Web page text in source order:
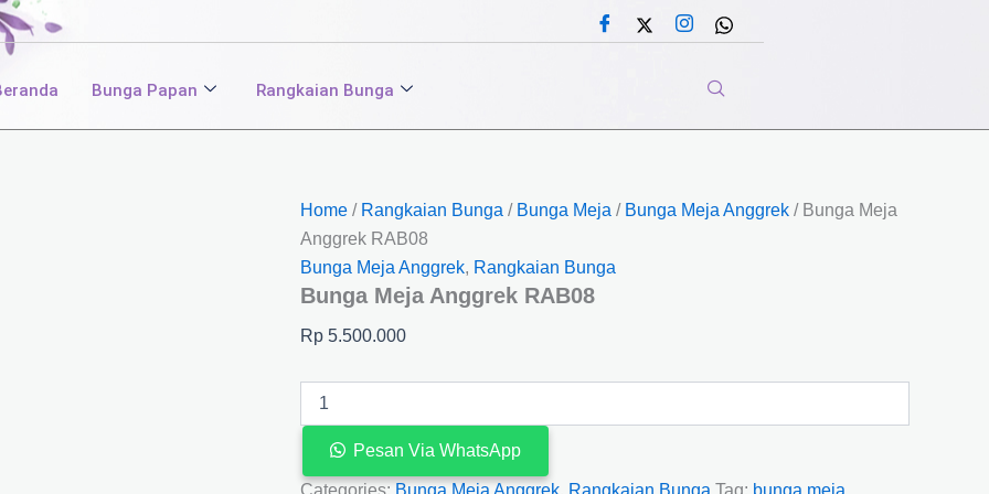
Bunga Papan Rangkaian Bunga
Home / Rangkaian Bunga / Bunga Meja / Bunga Meja Anggrek / Bunga Meja
Anggrek RAB08
Bunga Meja Anggrek, Rangkaian Bunga
Bunga Meja Anggrek RAB08
Rp 5.500.000
quantity
Pesan Via WhatsApp
Categories: Bunga Meja Anggrek, Rangkaian Bunga Tag: bunga meja